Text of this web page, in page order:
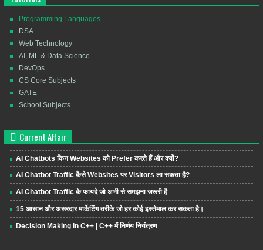
Programming Languages
DSA
Web Technology
AI, ML & Data Science
DevOps
CS Core Subjects
GATE
School Subjects
Current Affair
AI Chatbots किन Websites को Prefer करते हैं और क्यों?
AI Chatbot Traffic कैसे Websites पर Visitors ला सकता है?
AI Chatbot Traffic के फायदे जो अभी से समझना जरूरी है
15 आसान और असरदार मार्केटिंग तरीके जो हर कोई इस्तेमाल कर सकता है।
Decision Making in C++ | C++ में निर्णय नियंत्रण